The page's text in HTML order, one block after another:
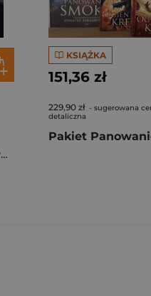
Adam Maksymilian Grzybowski
KSIĄŻKA
151,36 zł
229,90 zł - sugerowana
detaliczna